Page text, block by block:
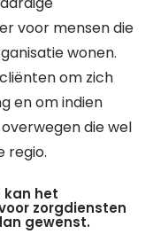
voor mensen die
wonen.
om zich
en om indien
die wel
regio.
kan het
zorgdiensten
gewenst.